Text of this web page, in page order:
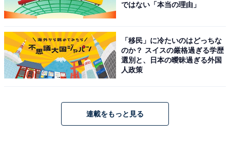
ではない「本当の理由」
「移民」に冷たいのはどっちな
のか？ スイスの厳格過ぎる学歴
選別と、日本の曖昧過ぎる外国
人政策
連載をもっと見る